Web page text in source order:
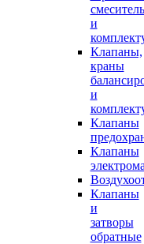
и
Клапаны,
краны
и
Клапаны
Клапаны
Клапаны
и
затворы
обратные